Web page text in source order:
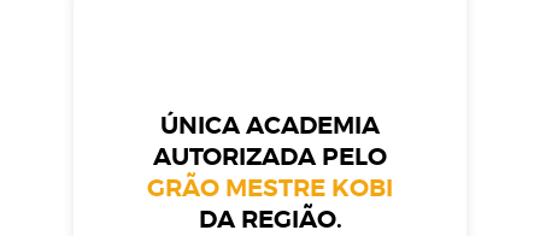
ÚNICA ACADEMIA
AUTORIZADA PELO
GRÃO MESTRE KOBI
DA REGIÃO.